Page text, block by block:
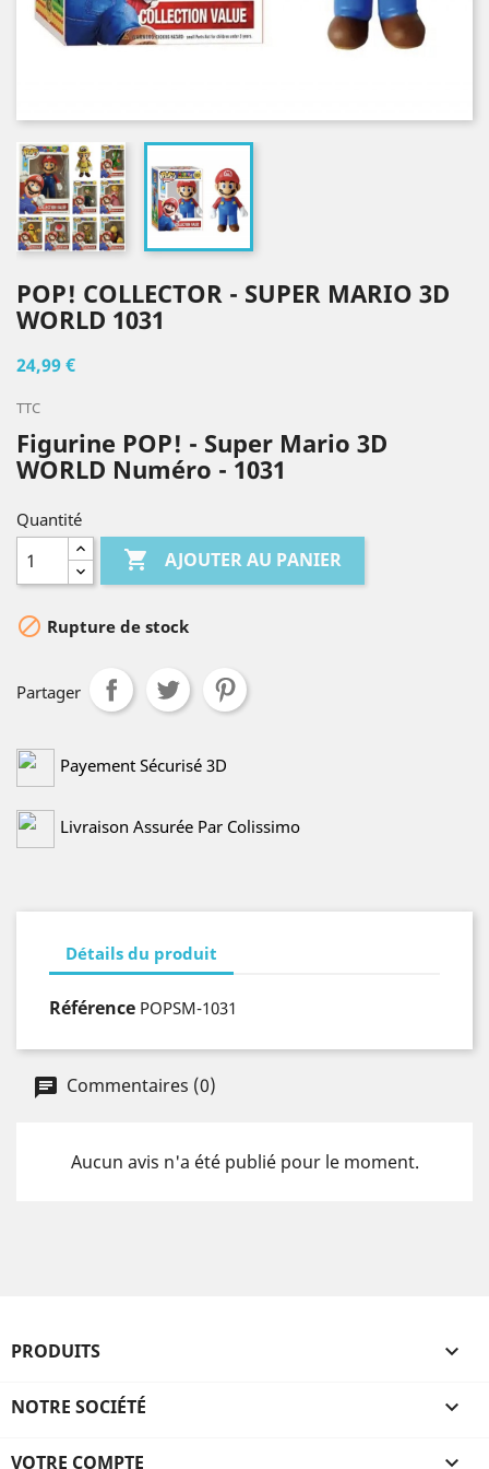
POP! COLLECTOR - SUPER MARIO 3D
WORLD 1031
24,99 €
TTC
Figurine POP! - Super Mario 3D
WORLD Numéro - 1031
Quantité
 AJOUTER AU PANIER
 Rupture de stock
Partager
Payement Sécurisé 3D
Livraison Assurée Par Colissimo
Détails du produit
Référence POPSM-1031
Commentaires (0)
Aucun avis n'a été publié pour le moment.
PRODUITS 
NOTRE SOCIÉTÉ 
VOTRE COMPTE 